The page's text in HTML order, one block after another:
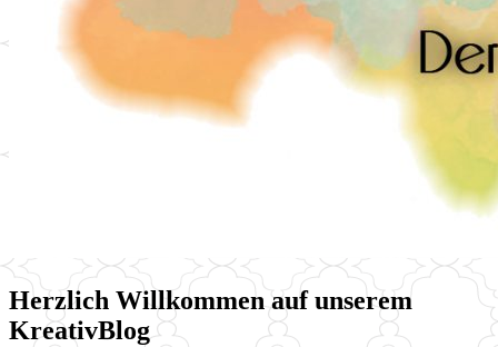
Herzlich Willkommen auf unserem
KreativBlog